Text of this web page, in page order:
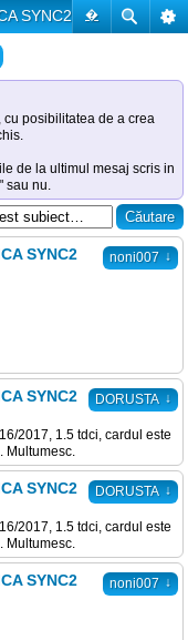
�
SYNC2
posibilitatea de a crea
de la ultimul mesaj scris in
sau nu.
noni007 ↓
SYNC2
DORUSTA ↓
SYNC2
2017, 1.5 tdci, cardul este
Multumesc.
DORUSTA ↓
SYNC2
2017, 1.5 tdci, cardul este
Multumesc.
noni007 ↓
SYNC2